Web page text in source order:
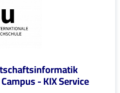
- KIX Service